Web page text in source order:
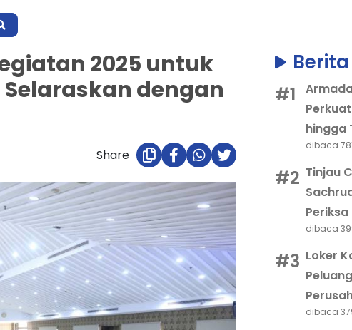
2025 untuk
dengan
Share
#1
hingga
dibaca
#2 Tinjau
dibaca
#3 Loker
dibaca